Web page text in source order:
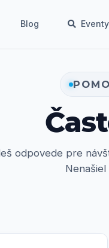
Blog Eventy
odpovede pre
Nenašiel